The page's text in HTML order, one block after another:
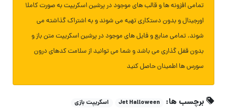
تمامی افزونه ها و قالب های موجود در پرشین اسکریپت به صورت کاملا
اورجینال و بدون دستکاری تهیه می شوند و به اشتراک گذاشته می
شوند. تمامی منابع و فایل های موجود در پرشین اسکریپت متن باز و
بدون قفل گذاری می باشد و شما می توانید از سلامت کدهای درون
سورس ها اطمینان حاصل کنید
برچسب ها: Jet Halloween
اسکریپت بازی